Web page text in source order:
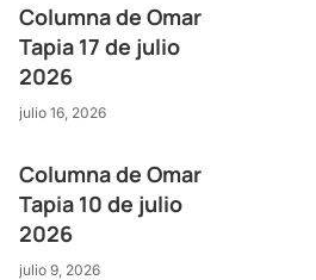
Columna de Omar
Tapia 17 de julio
2026
julio 16, 2026
Columna de Omar
Tapia 10 de julio
2026
julio 9, 2026